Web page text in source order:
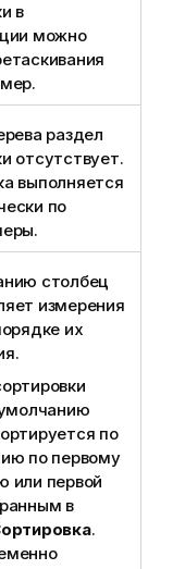
в
можно
раздел
отсутствует.
выполняется
по
столбец
измерения
их
по
по первому
или первой
в
.